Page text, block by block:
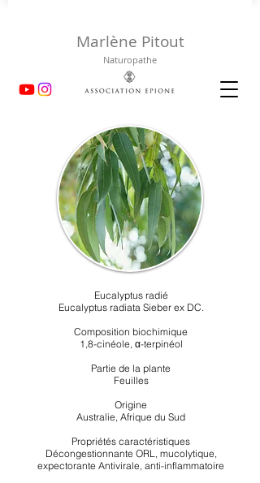
Marlène Pitout
Naturopathe
Eucalyptus radié
Eucalyptus radiata Sieber ex DC.
Composition biochimique
1,8-cinéole, α-terpinéol
Partie de la plante
Feuilles
Origine
Australie, Afrique du Sud
Propriétés caractéristiques
Décongestionnante ORL, mucolytique,
expectorante Antivirale, anti-inflammatoire